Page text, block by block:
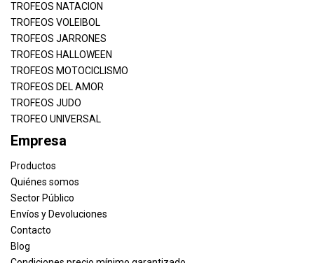
TROFEOS NATACION
TROFEOS VOLEIBOL
TROFEOS JARRONES
TROFEOS HALLOWEEN
TROFEOS MOTOCICLISMO
TROFEOS DEL AMOR
TROFEOS JUDO
TROFEO UNIVERSAL
Empresa
Productos
Quiénes somos
Sector Público
Envíos y Devoluciones
Contacto
Blog